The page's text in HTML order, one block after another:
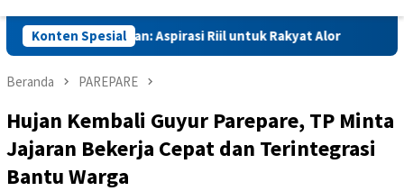
Konten Spesial
Mentan Amran: Aspirasi Riil untuk Rakyat Alor
Beranda PAREPARE
Hujan Kembali Guyur Parepare, TP Minta
Jajaran Bekerja Cepat dan Terintegrasi
Bantu Warga